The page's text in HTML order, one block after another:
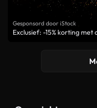
Gesponsord door iStock
Exclusief: -15% korting met